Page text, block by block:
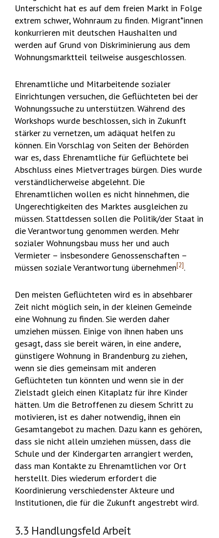
Unterschicht hat es auf dem freien Markt in Folge
extrem schwer, Wohnraum zu finden. Migrant*innen
konkurrieren mit deutschen Haushalten und
werden auf Grund von Diskriminierung aus dem
Wohnungsmarktteil teilweise ausgeschlossen.
Ehrenamtliche und Mitarbeitende sozialer
Einrichtungen versuchen, die Geflüchteten bei der
Wohnungssuche zu unterstützen. Während des
Workshops wurde beschlossen, sich in Zukunft
stärker zu vernetzen, um adäquat helfen zu
können. Ein Vorschlag von Seiten der Behörden
war es, dass Ehrenamtliche für Geflüchtete bei
Abschluss eines Mietvertrages bürgen. Dies wurde
verständlicherweise abgelehnt. Die
Ehrenamtlichen wollen es nicht hinnehmen, die
Ungerechtigkeiten des Marktes ausgleichen zu
müssen. Stattdessen sollen die Politik/der Staat in
die Verantwortung genommen werden. Mehr
sozialer Wohnungsbau muss her und auch
Vermieter – insbesondere Genossenschaften –
müssen soziale Verantwortung übernehmen[2].
Den meisten Geflüchteten wird es in absehbarer
Zeit nicht möglich sein, in der kleinen Gemeinde
eine Wohnung zu finden. Sie werden daher
umziehen müssen. Einige von ihnen haben uns
gesagt, dass sie bereit wären, in eine andere,
günstigere Wohnung in Brandenburg zu ziehen,
wenn sie dies gemeinsam mit anderen
Geflüchteten tun könnten und wenn sie in der
Zielstadt gleich einen Kitaplatz für ihre Kinder
hätten. Um die Betroffenen zu diesem Schritt zu
motivieren, ist es daher notwendig, ihnen ein
Gesamtangebot zu machen. Dazu kann es gehören,
dass sie nicht allein umziehen müssen, dass die
Schule und der Kindergarten arrangiert werden,
dass man Kontakte zu Ehrenamtlichen vor Ort
herstellt. Dies wiederum erfordert die
Koordinierung verschiedenster Akteure und
Institutionen, die für die Zukunft angestrebt wird.
3.3 Handlungsfeld Arbeit